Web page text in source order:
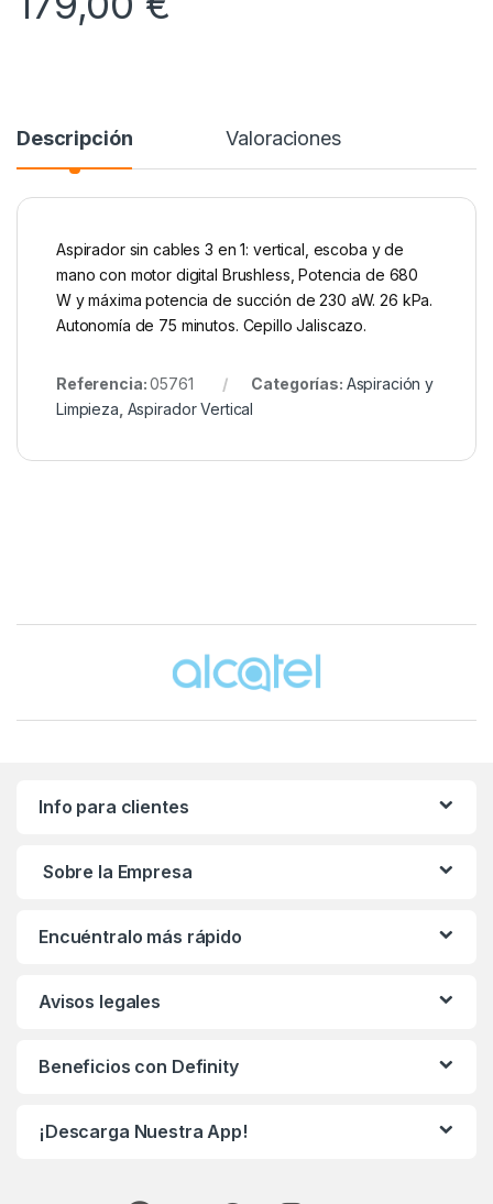
Descripción Valoraciones
Aspirador sin cables 3 en 1: vertical, escoba y de
mano con motor digital Brushless, Potencia de 680
W y máxima potencia de succión de 230 aW. 26 kPa.
Autonomía de 75 minutos. Cepillo Jaliscazo.
Referencia:05761 Categorías: Aspiración y
Limpieza Aspirador Vertical
Brands Carousel
Info para clientes
Sobre la Empresa
Encuéntralo más rápido
Avisos legales
Beneficios con Definity
¡Descarga Nuestra App!